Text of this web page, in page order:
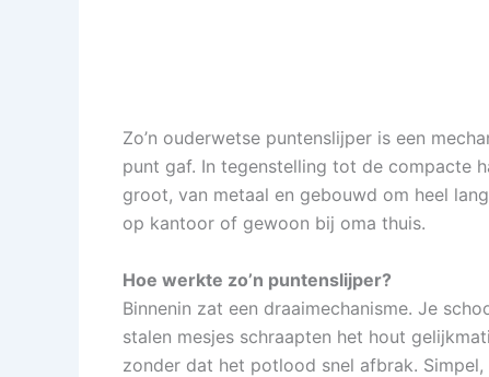
Zo’n ouderwetse puntenslijper is een
punt gaf. In tegenstelling tot de compacte
groot, van metaal en gebouwd om heel
op kantoor of gewoon bij oma thuis.
Hoe werkte zo’n puntenslijper?
Binnenin zat een draaimechanisme. Je
stalen mesjes schraapten het hout
zonder dat het potlood snel afbrak.